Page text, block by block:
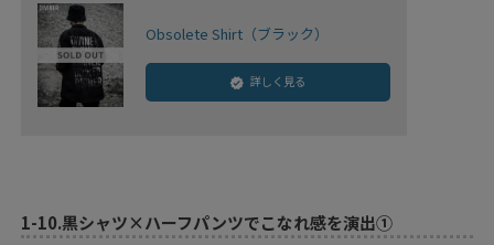
Obsolete Shirt（ブラック）
詳しく見る
1-10.黒シャツ×ハーフパンツでこなれ感を演出①